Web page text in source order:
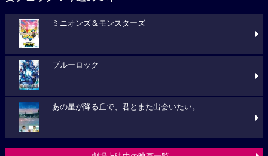
ミニオンズ＆モンスターズ
ブルーロック
あの星が降る丘で、君とまた出会いたい。